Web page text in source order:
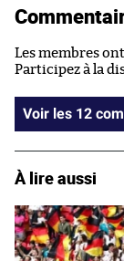
Les membres
Participez à la
Voir
À lire aussi